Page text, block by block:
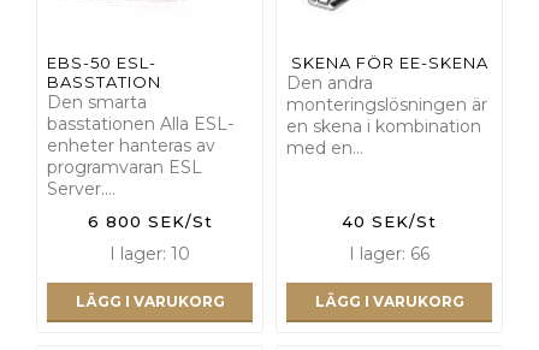
EBS-50 ESL-
BASSTATION
Den smarta
basstationen Alla ESL-
enheter hanteras av
programvaran ESL
Server.…
6 800 SEK/St
I lager: 10
LÄGG I VARUKORG
SKENA FÖR EE-SKENA
Den andra
monteringslösningen är
en skena i kombination
med en…
40 SEK/St
I lager: 66
LÄGG I VARUKORG